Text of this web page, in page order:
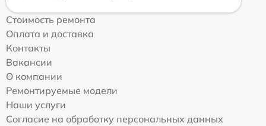
Стоимость ремонта
Оплата и доставка
Контакты
Вакансии
О компании
Ремонтируемые модели
Наши услуги
Согласие на обработку персональных данных